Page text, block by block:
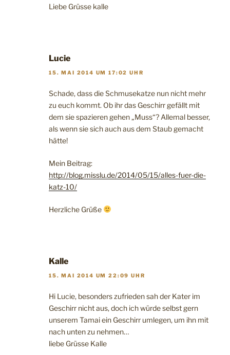
Liebe Grüsse kalle
Lucie
15. MAI 2014 UM 17:02 UHR
Schade, dass die Schmusekatze nun nicht mehr
zu euch kommt. Ob ihr das Geschirr gefällt mit
dem sie spazieren gehen „Muss“? Allemal besser,
als wenn sie sich auch aus dem Staub gemacht
hätte!
Mein Beitrag:
http://blog.misslu.de/2014/05/15/alles-fuer-die-
katz-10/
Herzliche Grüße
Kalle
15. MAI 2014 UM 22:09 UHR
Hi Lucie, besonders zufrieden sah der Kater im
Geschirr nicht aus, doch ich würde selbst gern
unserem Tamai ein Geschirr umlegen, um ihn mit
nach unten zu nehmen…
liebe Grüsse Kalle